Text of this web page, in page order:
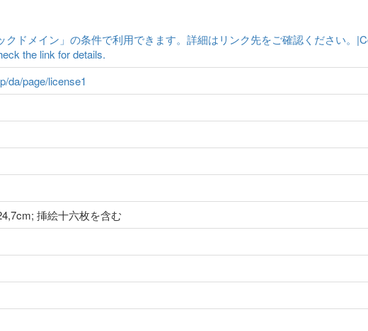
クドメイン」の条件で利用できます。詳細はリンク先をご確認ください。
the link for details.
da/page/license1
挿絵十六枚を含む